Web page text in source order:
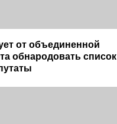
от объединенной
обнародовать список